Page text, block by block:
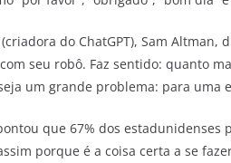
do ChatGPT), Sam Altman,
seu robô. Faz sentido: quanto
um grande problema: para uma
que 67% dos
porque é a coisa certa a se